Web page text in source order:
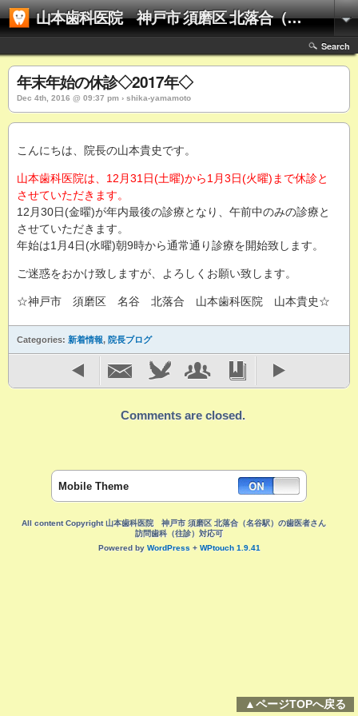
▲ページTOPへ戻る
山本歯科医院 神戸市 須磨区 北落合（名谷駅）の歯医者さん 訪問歯科（往診）対応可
Search
年末年始の休診◇2017年◇
Dec 4th, 2016 @ 09:37 pm › shika-yamamoto
こんにちは、院長の山本貴史です。
山本歯科医院は、12月31日(土曜)から1月3日(火曜)まで休診と
させていただきます。
12月30日(金曜)が年内最後の診療となり、午前中のみの診療と
させていただきます。
年始は1月4日(水曜)朝9時から通常通り診療を開始致します。
ご迷惑をおかけ致しますが、よろしくお願い致します。
☆神戸市 須磨区 名谷 北落合 山本歯科医院 山本貴史☆
Categories: 新着情報, 院長ブログ
Comments are closed.
Mobile Theme
All content Copyright 山本歯科医院 神戸市 須磨区 北落合（名谷駅）の歯医者さん
訪問歯科（往診）対応可
Powered by WordPress+WPtouch 1.9.41